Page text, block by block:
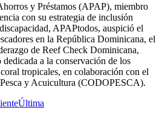
y Préstamos (APAP), miembro
con su estrategia de inclusión
APAPtodos, auspició el
en la República Dominicana, el
de Reef Check Dominicana,
a la conservación de los
tropicales, en colaboración con el
y Acuicultura (CODOPESCA).
Última